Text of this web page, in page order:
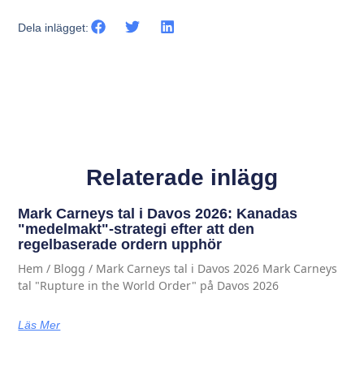
Dela inlägget:
Relaterade inlägg
Mark Carneys tal i Davos 2026: Kanadas
"medelmakt"-strategi efter att den
regelbaserade ordern upphör
Hem / Blogg / Mark Carneys tal i Davos 2026 Mark Carneys
tal "Rupture in the World Order" på Davos 2026
Läs Mer